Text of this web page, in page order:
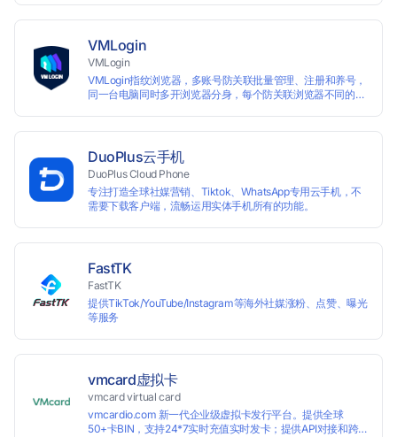
VMLogin
VMLogin
VMLogin指纹浏览器，多账号防关联批量管理、注册和养号，
同一台电脑同时多开浏览器分身，每个防关联浏览器不同的
DuoPlus云手机
DuoPlus Cloud Phone
专注打造全球社媒营销、Tiktok、WhatsApp专用云手机，不
需要下载客户端，流畅运用实体手机所有的功能。
FastTK
FastTK
提供TikTok/YouTube/Instagram等海外社媒涨粉、点赞、曝光
等服务
vmcard虚拟卡
vmcard virtual card
vmcardio.com 新一代企业级虚拟卡发行平台。提供全球
50+卡BIN，支持24*7实时充值实时发卡；提供API对接和跨